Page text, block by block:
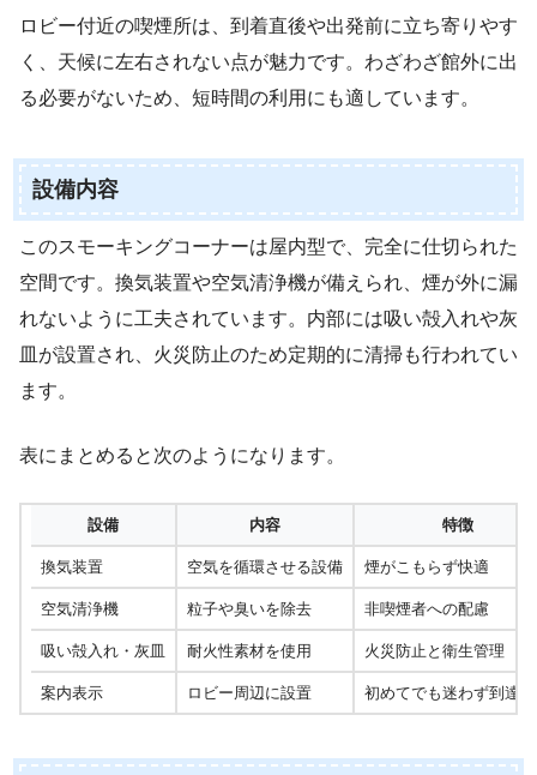
ロビー付近の喫煙所は、到着直後や出発前に立ち寄りやす
く、天候に左右されない点が魅力です。わざわざ館外に出
る必要がないため、短時間の利用にも適しています。
設備内容
このスモーキングコーナーは屋内型で、完全に仕切られた
空間です。換気装置や空気清浄機が備えられ、煙が外に漏
れないように工夫されています。内部には吸い殻入れや灰
皿が設置され、火災防止のため定期的に清掃も行われてい
ます。
表にまとめると次のようになります。
設備 内容 特徴
換気装置 空気を循環させる設備 煙がこもらず快適
空気清浄機 粒子や臭いを除去 非喫煙者への配慮
吸い殻入れ・灰皿 耐火性素材を使用 火災防止と衛生管理
案内表示 ロビー周辺に設置 初めてでも迷わず到達